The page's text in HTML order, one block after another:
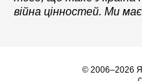
війна цінностей. Ми
© 2006–2026